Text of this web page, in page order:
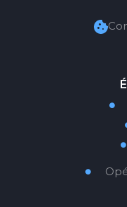


